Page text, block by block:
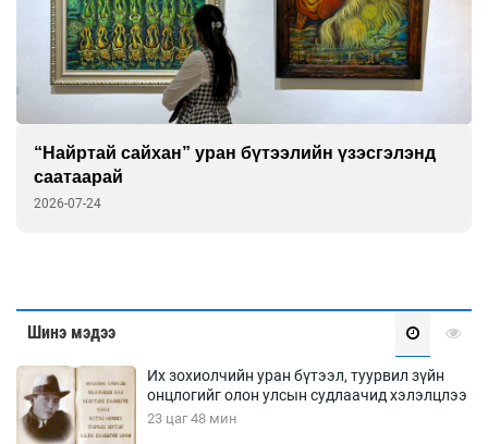
“Найртай сайхан” уран бүтээлийн үзэсгэлэнд
саатаарай
2026-07-24
Шинэ мэдээ
Их зохиолчийн уран бүтээл, туурвил зүйн
онцлогийг олон улсын судлаачид хэлэлцлээ
23 цаг 48 мин